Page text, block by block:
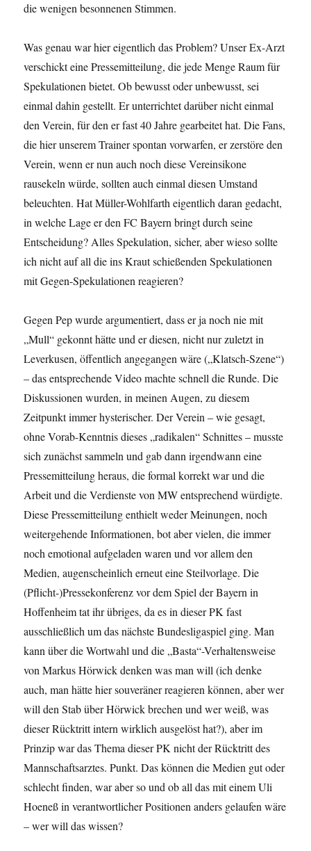
die wenigen besonnenen Stimmen.
Was genau war hier eigentlich das Problem? Unser Ex-Arzt
verschickt eine Pressemitteilung, die jede Menge Raum für
Spekulationen bietet. Ob bewusst oder unbewusst, sei
einmal dahin gestellt. Er unterrichtet darüber nicht einmal
den Verein, für den er fast 40 Jahre gearbeitet hat. Die Fans,
die hier unserem Trainer spontan vorwarfen, er zerstöre den
Verein, wenn er nun auch noch diese Vereinsikone
rausekeln würde, sollten auch einmal diesen Umstand
beleuchten. Hat Müller-Wohlfarth eigentlich daran gedacht,
in welche Lage er den FC Bayern bringt durch seine
Entscheidung? Alles Spekulation, sicher, aber wieso sollte
ich nicht auf all die ins Kraut schießenden Spekulationen
mit Gegen-Spekulationen reagieren?
Gegen Pep wurde argumentiert, dass er ja noch nie mit
„Mull“ gekonnt hätte und er diesen, nicht nur zuletzt in
Leverkusen, öffentlich angegangen wäre („Klatsch-Szene“)
– das entsprechende Video machte schnell die Runde. Die
Diskussionen wurden, in meinen Augen, zu diesem
Zeitpunkt immer hysterischer. Der Verein – wie gesagt,
ohne Vorab-Kenntnis dieses „radikalen“ Schnittes – musste
sich zunächst sammeln und gab dann irgendwann eine
Pressemitteilung heraus, die formal korrekt war und die
Arbeit und die Verdienste von MW entsprechend würdigte.
Diese Pressemitteilung enthielt weder Meinungen, noch
weitergehende Informationen, bot aber vielen, die immer
noch emotional aufgeladen waren und vor allem den
Medien, augenscheinlich erneut eine Steilvorlage. Die
(Pflicht-)Pressekonferenz vor dem Spiel der Bayern in
Hoffenheim tat ihr übriges, da es in dieser PK fast
ausschließlich um das nächste Bundesligaspiel ging. Man
kann über die Wortwahl und die „Basta“-Verhaltensweise
von Markus Hörwick denken was man will (ich denke
auch, man hätte hier souveräner reagieren können, aber wer
will den Stab über Hörwick brechen und wer weiß, was
dieser Rücktritt intern wirklich ausgelöst hat?), aber im
Prinzip war das Thema dieser PK nicht der Rücktritt des
Mannschaftsarztes. Punkt. Das können die Medien gut oder
schlecht finden, war aber so und ob all das mit einem Uli
Hoeneß in verantwortlicher Positionen anders gelaufen wäre
– wer will das wissen?